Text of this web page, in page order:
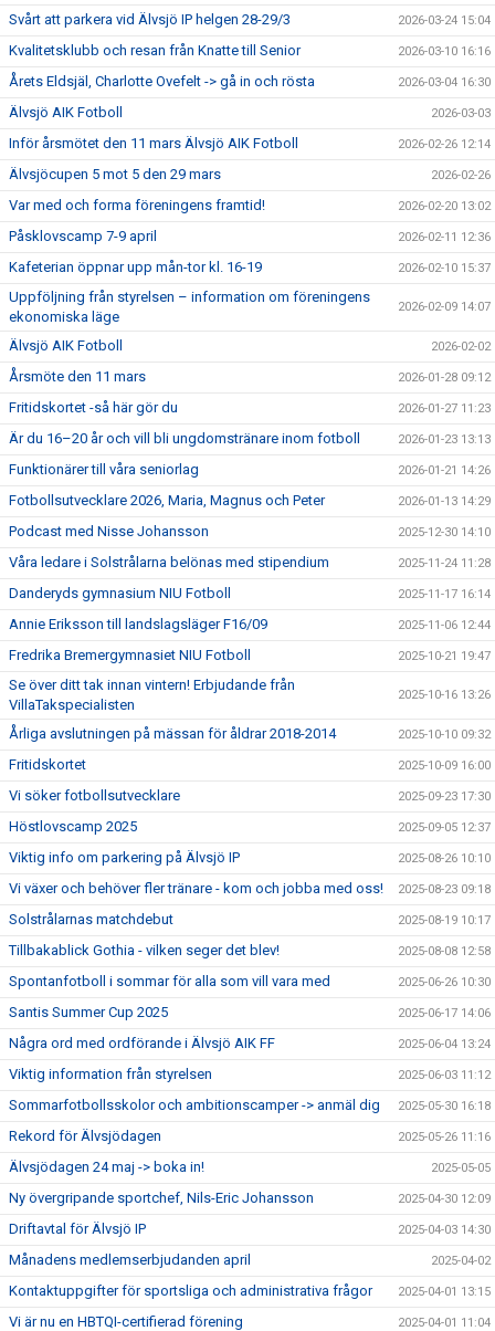
Svårt att parkera vid Älvsjö IP helgen 28-29/3 2026-03-24 15:04
Kvalitetsklubb och resan från Knatte till Senior 2026-03-10 16:16
Årets Eldsjäl, Charlotte Ovefelt -> gå in och rösta 2026-03-04 16:30
Älvsjö AIK Fotboll 2026-03-03
Inför årsmötet den 11 mars Älvsjö AIK Fotboll 2026-02-26 12:14
Älvsjöcupen 5 mot 5 den 29 mars 2026-02-26
Var med och forma föreningens framtid! 2026-02-20 13:02
Påsklovscamp 7-9 april 2026-02-11 12:36
Kafeterian öppnar upp mån-tor kl. 16-19 2026-02-10 15:37
Uppföljning från styrelsen – information om föreningens
ekonomiska läge
2026-02-09 14:07
Älvsjö AIK Fotboll 2026-02-02
Årsmöte den 11 mars 2026-01-28 09:12
Fritidskortet -så här gör du 2026-01-27 11:23
Är du 16–20 år och vill bli ungdomstränare inom fotboll 2026-01-23 13:13
Funktionärer till våra seniorlag 2026-01-21 14:26
Fotbollsutvecklare 2026, Maria, Magnus och Peter 2026-01-13 14:29
Podcast med Nisse Johansson 2025-12-30 14:10
Våra ledare i Solstrålarna belönas med stipendium 2025-11-24 11:28
Danderyds gymnasium NIU Fotboll 2025-11-17 16:14
Annie Eriksson till landslagsläger F16/09 2025-11-06 12:44
Fredrika Bremergymnasiet NIU Fotboll 2025-10-21 19:47
Se över ditt tak innan vintern! Erbjudande från
VillaTakspecialisten
2025-10-16 13:26
Årliga avslutningen på mässan för åldrar 2018-2014 2025-10-10 09:32
Fritidskortet 2025-10-09 16:00
Vi söker fotbollsutvecklare 2025-09-23 17:30
Höstlovscamp 2025 2025-09-05 12:37
Viktig info om parkering på Älvsjö IP 2025-08-26 10:10
Vi växer och behöver fler tränare - kom och jobba med oss! 2025-08-23 09:18
Solstrålarnas matchdebut 2025-08-19 10:17
Tillbakablick Gothia - vilken seger det blev! 2025-08-08 12:58
Spontanfotboll i sommar för alla som vill vara med 2025-06-26 10:30
Santis Summer Cup 2025 2025-06-17 14:06
Några ord med ordförande i Älvsjö AIK FF 2025-06-04 13:24
Viktig information från styrelsen 2025-06-03 11:12
Sommarfotbollsskolor och ambitionscamper -> anmäl dig 2025-05-30 16:18
Rekord för Älvsjödagen 2025-05-26 11:16
Älvsjödagen 24 maj -> boka in! 2025-05-05
Ny övergripande sportchef, Nils-Eric Johansson 2025-04-30 12:09
Driftavtal för Älvsjö IP 2025-04-03 14:30
Månadens medlemserbjudanden april 2025-04-02
Kontaktuppgifter för sportsliga och administrativa frågor 2025-04-01 13:15
Vi är nu en HBTQI-certifierad förening 2025-04-01 11:04